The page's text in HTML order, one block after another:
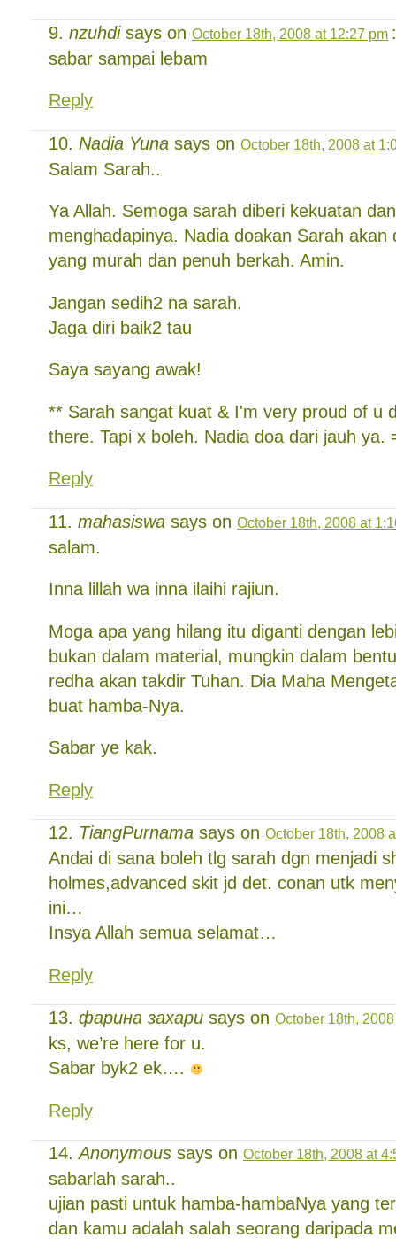
nzuhdisays on October 18th, 2008 at 12:27 pm :
sabar sampai lebam
Reply
Nadia Yuna says on October 18th, 2008 at
Salam Sarah..
Ya Allah. Semoga sarah diberi kekuatan
menghadapinya. Nadia doakan Sarah akan
yang murah dan penuh berkah. Amin.
Jangan sedih2 na sarah.
Jaga diri baik2 tau
Saya sayang awak!
** Sarah sangat kuat & I'm very proud of u
there. Tapi x boleh. Nadia doa dari jauh ya.
Reply
mahasiswa says on October 18th, 2008 at
salam.
Inna lillah wa inna ilaihi rajiun.
Moga apa yang hilang itu diganti dengan
bukan dalam material, mungkin dalam
redha akan takdir Tuhan. Dia Maha
buat hamba-Nya.
Sabar ye kak.
Reply
TiangPurnama says on October 18th, 2008
Andai di sana boleh tlg sarah dgn menjadi
holmes,advanced skit jd det. conan utk
ini…
Insya Allah semua selamat…
Reply
фарина захари says on October 18th,
ks, we’re here for u.
Sabar byk2 ek….
Reply
Anonymous says on October 18th, 2008 at
sabarlah sarah..
ujian pasti untuk hamba-hambaNya yang
dan kamu adalah salah seorang daripada